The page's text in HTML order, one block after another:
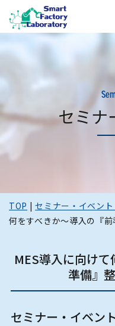
セミナ
TOP |セミナー・イベント
何をすべきか～導入の『
MES導入に向け
準備』
セミナー・イベン